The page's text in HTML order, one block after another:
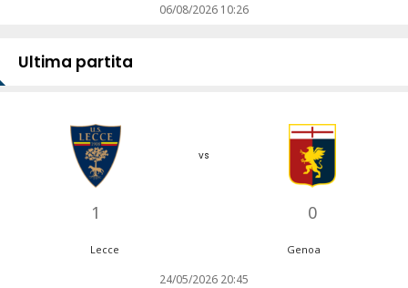
06/08/2026 10:26
Ultima partita
1
vs
0
Lecce Genoa
24/05/2026 20:45